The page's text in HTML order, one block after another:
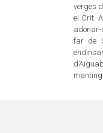
verges
el Crit.
far de